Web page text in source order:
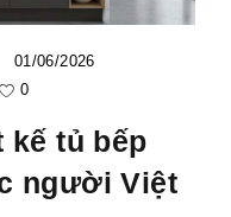
01/06/2026
0
kế tủ bếp
người Việt